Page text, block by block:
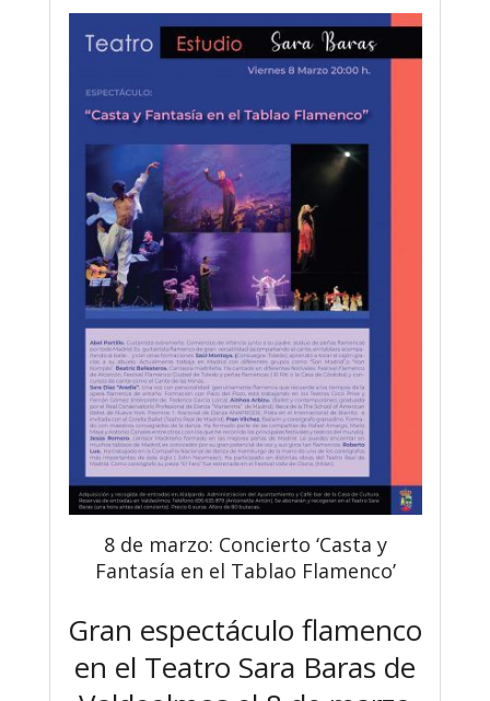
8 de marzo: Concierto ‘Casta y
Fantasía en el Tablao Flamenco’
Gran espectáculo flamenco
en el Teatro Sara Baras de